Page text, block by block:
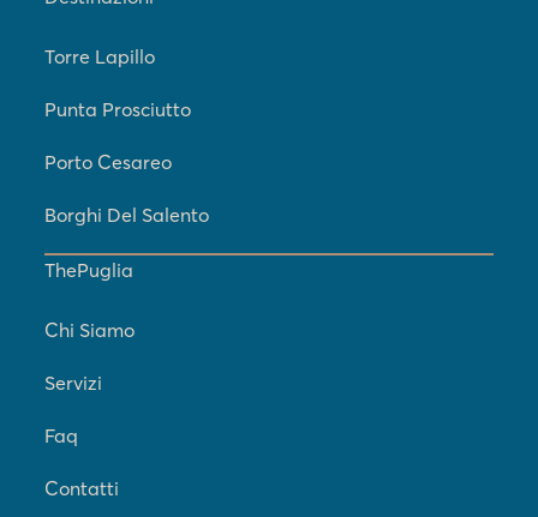
Torre Lapillo
Punta Prosciutto
Porto Cesareo
Borghi Del Salento
ThePuglia
Chi Siamo
Servizi
Faq
Contatti